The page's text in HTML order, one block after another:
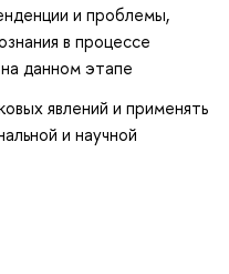
и проблемы,
в процессе
данном этапе
явлений и применять
и научной